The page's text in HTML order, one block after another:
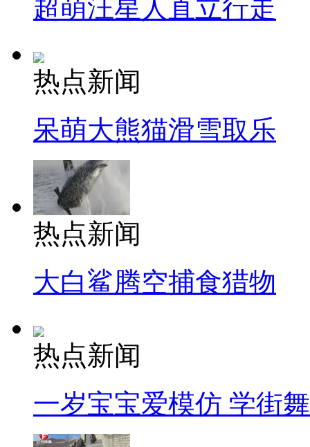
超萌汪星人直立行走
热点新闻
呆萌大熊猫滑雪取乐
热点新闻
大白鲨腾空捕食猎物
热点新闻
一岁宝宝爱模仿 学街